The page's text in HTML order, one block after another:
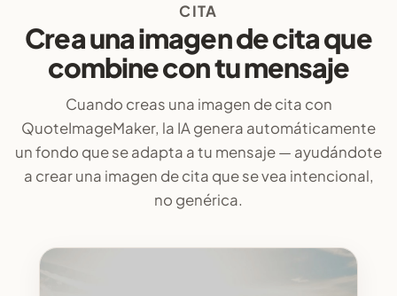
CITA
Crea una imagen de cita que
combine con tu mensaje
Cuando creas una imagen de cita con
QuoteImageMaker, la IA genera automáticamente
un fondo que se adapta a tu mensaje — ayudándote
a crear una imagen de cita que se vea intencional,
no genérica.